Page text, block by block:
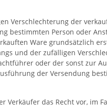
Verschlechterung der
bestimmten Person oder
Ware grundsätzlich
und der zufälligen
oder der sonst zur
der Versendung
das Recht vor, im